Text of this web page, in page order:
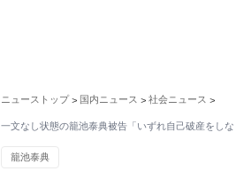
ニューストップ > 国内ニュース > 社会ニュース >
一文なし状態の籠池泰典被告「いずれ自己破産をし
籠池泰典